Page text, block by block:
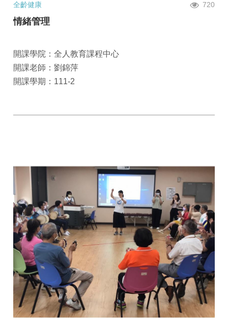
全齡健康 720
情緒管理
開課學院：全人教育課程中心
開課老師：劉錦萍
開課學期：111-2